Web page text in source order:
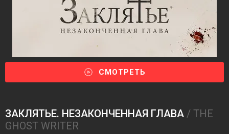
СМОТРЕТЬ
ЗАКЛЯТЬЕ. НЕЗАКОНЧЕННАЯ ГЛАВА / THE
GHOST WRITER